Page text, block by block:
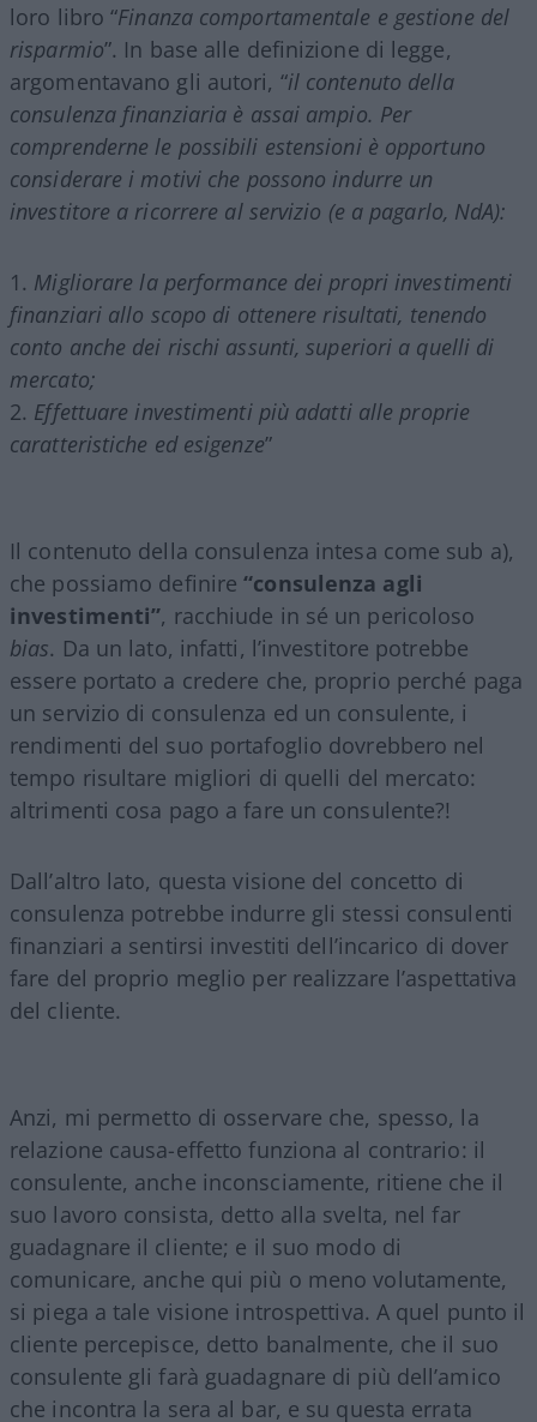
loro libro “Finanza comportamentale e gestione del
risparmio”. In base alle definizione di legge,
argomentavano gli autori, “il contenuto della
consulenza finanziaria è assai ampio. Per
comprenderne le possibili estensioni è opportuno
considerare i motivi che possono indurre un
investitore a ricorrere al servizio (e a pagarlo, NdA):
Migliorare la performance dei propri investimenti
finanziari allo scopo di ottenere risultati, tenendo
conto anche dei rischi assunti, superiori a quelli di
mercato;
Effettuare investimenti più adatti alle proprie
caratteristiche ed esigenze”
Il contenuto della consulenza intesa come sub a),
che possiamo definire“consulenza agli
investimenti”, racchiude in sé un pericoloso
bias. Da un lato, infatti, l’investitore potrebbe
essere portato a credere che, proprio perché paga
un servizio di consulenza ed un consulente, i
rendimenti del suo portafoglio dovrebbero nel
tempo risultare migliori di quelli del mercato:
altrimenti cosa pago a fare un consulente?!
Dall’altro lato, questa visione del concetto di
consulenza potrebbe indurre gli stessi consulenti
finanziari a sentirsi investiti dell’incarico di dover
fare del proprio meglio per realizzare l’aspettativa
del cliente.
Anzi, mi permetto di osservare che, spesso, la
relazione causa-effetto funziona al contrario: il
consulente, anche inconsciamente, ritiene che il
suo lavoro consista, detto alla svelta, nel far
guadagnare il cliente; e il suo modo di
comunicare, anche qui più o meno volutamente,
si piega a tale visione introspettiva. A quel punto il
cliente percepisce, detto banalmente, che il suo
consulente gli farà guadagnare di più dell’amico
che incontra la sera al bar, e su questa errata